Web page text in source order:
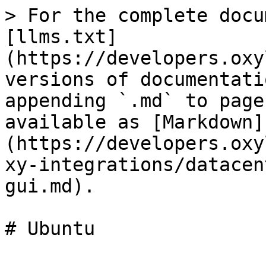
> For the complete
[llms.txt]
(https://
versions of
appending `.md` to
available as [Markdown]
(https://
xy-integrations/
gui.md).
# Ubuntu